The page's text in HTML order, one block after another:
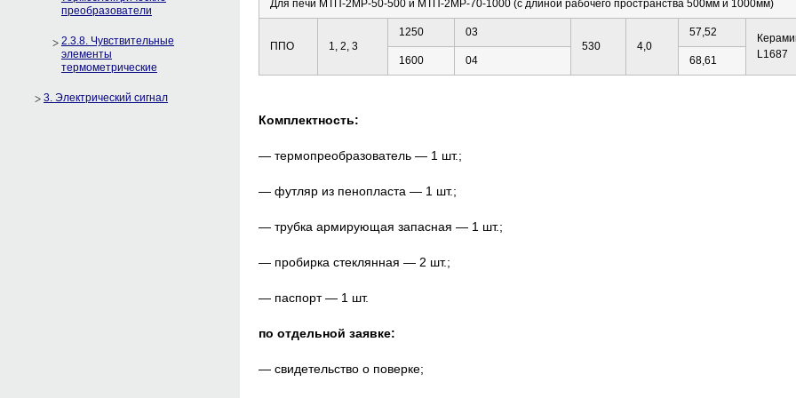
преобразователи
2.3.8. Чувствительные
элементы
термометрические
3. Электрический сигнал
Для печи МТП-2МР-50-500 и МТП-2МР-70-1000 (с длиной рабочего пространства 500мм и 1000мм)
ППО 1, 2, 3
1250
03
530
4,0
57,52
L1687
1600 04 68,61
Комплектность:
— термопреобразователь — 1 шт.;
— футляр из пенопласта — 1 шт.;
— трубка армирующая запасная — 1 шт.;
— пробирка стеклянная — 2 шт.;
— паспорт — 1 шт.
по отдельной заявке:
— свидетельство о поверке;